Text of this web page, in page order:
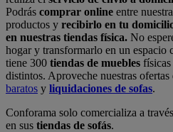
Podrás comprar online entre
productos y recibirlo en tu
en nuestras tiendas física. No
hogar y transformarlo en un espacio
tiene 300 tiendas de muebles
distintos. Aproveche nuestras ofertas
baratos y liquidaciones de sofas.
Conforama solo comercializa a
en sus tiendas de sofás.